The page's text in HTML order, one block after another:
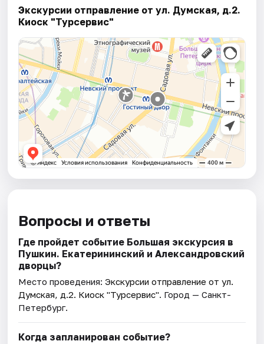
Экскурсии отправление от ул. Думская, д.2.
Киоск "Турсервис"
Вопросы и ответы
Где пройдет событие Большая экскурсия в
Пушкин. Екатерининский и Александровский
дворцы?
Место проведения:Экскурсии отправление от ул.
Думская, д.2. Киоск "Турсервис". Город — Санкт-
Петербург.
Когда запланирован событие?